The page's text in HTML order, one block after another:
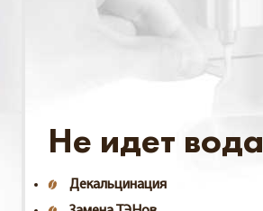
Не идет вода
Декальцинация